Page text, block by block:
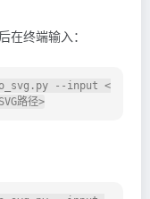
在终端输入：
--input <